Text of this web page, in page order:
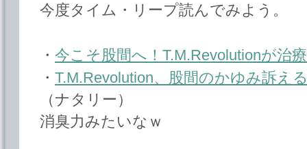
今度タイム・リープ読んでみよう。
・ 今こそ股間へ！T.M.Revolutionが治
・ T.M.Revolution、股間のかゆみ訴え
（ナタリー）
消臭力みたいなｗ